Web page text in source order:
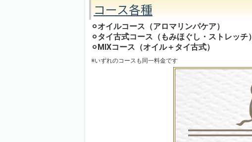
コース各種
⚪︎オイルコース（アロマリンパケア）
⚪︎タイ古式コース（もみほぐし・ストレッチ）
⚪︎MIXコース（オイル＋タイ古式）
※いずれのコースも同一料金です